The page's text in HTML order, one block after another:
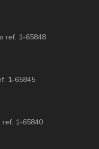
ref. 1-65848
1-65845
1-65840